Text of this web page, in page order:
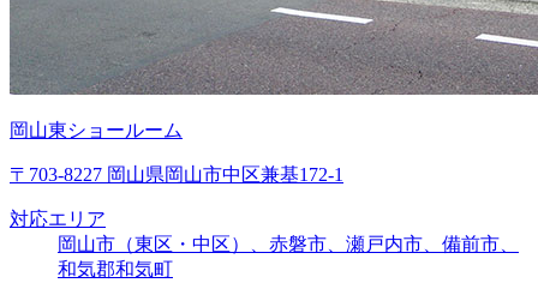
岡山東ショールーム
〒703-8227 岡山県岡山市中区兼基172-1
対応エリア
岡山市（東区・中区）、赤磐市、瀬戸内市、備前市、
和気郡和気町